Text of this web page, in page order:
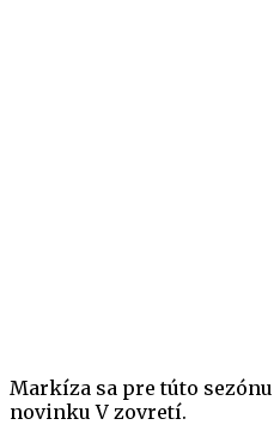
Markíza sa pre túto
novinku V zovretí.